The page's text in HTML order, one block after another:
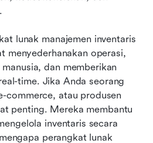
lunak manajemen inventaris
menyederhanakan operasi,
dan memberikan
time. Jika Anda seorang
commerce, atau produsen
penting. Mereka membantu
inventaris secara
perangkat lunak
perangkat lunak